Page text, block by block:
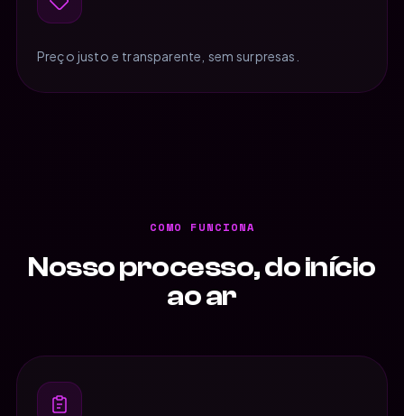
Preço justo e transparente, sem surpresas.
COMO FUNCIONA
Nosso processo, do início
ao ar